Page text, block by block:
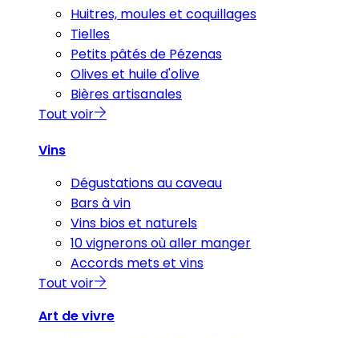
Huitres, moules et coquillages
Tielles
Petits pâtés de Pézenas
Olives et huile d'olive
Bières artisanales
Tout voir
Vins
Dégustations au caveau
Bars à vin
Vins bios et naturels
10 vignerons où aller manger
Accords mets et vins
Tout voir
Art de vivre